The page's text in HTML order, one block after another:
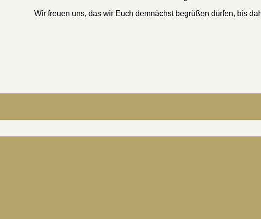
Wir freuen uns, das wir Euch demnächst begrüßen dürfen, bis